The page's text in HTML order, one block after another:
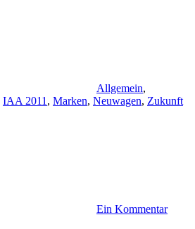
Allgemein,
IAA 2011, Marken, Neuwagen, Zukunft
Ein Kommentar